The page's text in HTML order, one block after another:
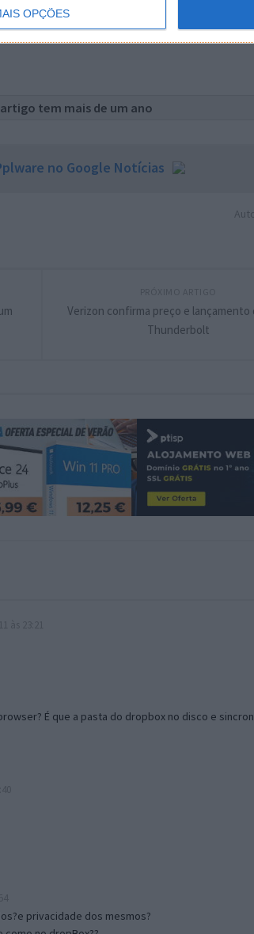
OPÇÕES
tem mais de um ano
no Google Notícias
Verizon confirma preço e lançamento
Thunderbolt
É que a pasta do dropbox no disco e
privacidade dos mesmos?